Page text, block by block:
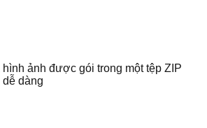
hình ảnh được gói trong một tệp ZIP
dễ dàng